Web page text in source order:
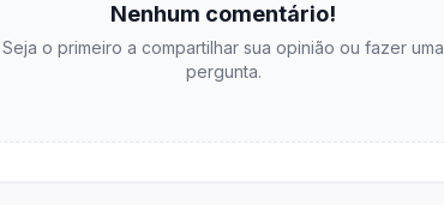
Nenhum comentário!
Seja o primeiro a compartilhar sua opinião ou fazer uma
pergunta.